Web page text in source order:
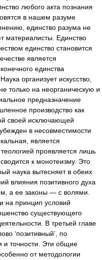
любого акта познания
в нашем разуме
единство разума не
материалисты Единство
единство становится
является
конечного единства
Наука организует искусство
не только на неорганическую и
предназначение
производство как
своей исключающей
убежден в несовместимости
является
теологией проявляется лишь
сводится к монотеизму. Это
наука вытесняет в обеих
влияния позитивного духа
а ее законы — с волями
на принцип условий
существующего
В третьей главе
‘позитивный’, по
и точности Эти общие
от методологии